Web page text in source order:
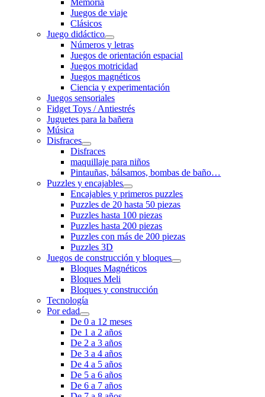
Memoria
Juegos de viaje
Clásicos
Juego didáctico
Números y letras
Juegos de orientación espacial
Juegos motricidad
Juegos magnéticos
Ciencia y experimentación
Juegos sensoriales
Fidget Toys / Antiestrés
Juguetes para la bañera
Música
Disfraces
Disfraces
maquillaje para niños
Pintauñas, bálsamos, bombas de baño…
Puzzles y encajables
Encajables y primeros puzzles
Puzzles de 20 hasta 50 piezas
Puzzles hasta 100 piezas
Puzzles hasta 200 piezas
Puzzles con más de 200 piezas
Puzzles 3D
Juegos de construcción y bloques
Bloques Magnéticos
Bloques Meli
Bloques y construcción
Tecnología
Por edad
De 0 a 12 meses
De 1 a 2 años
De 2 a 3 años
De 3 a 4 años
De 4 a 5 años
De 5 a 6 años
De 6 a 7 años